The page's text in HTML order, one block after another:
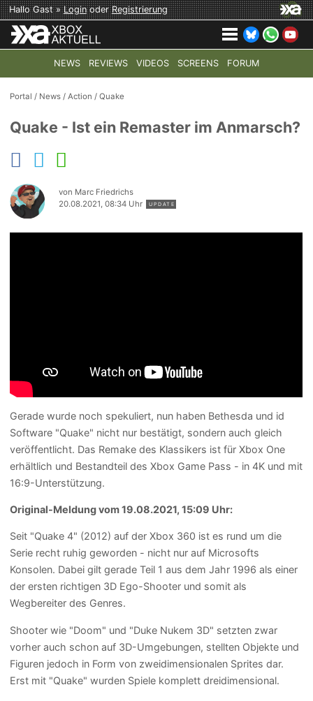
Hallo Gast »LoginoderRegistrierung
NEWS REVIEWS VIDEOS SCREENS FORUM
TOP-THEMEN: COD: MODERN WARFARE 4 HALO:
Portal / News /Action /Quake
Quake - Ist ein Remaster im Anmarsch?
von Marc Friedrichs
20.08.2021, 08:34 Uhr
UPDATE
Gerade wurde noch spekuliert, nun haben Bethesda und id
Software "Quake" nicht nur bestätigt, sondern auch gleich
veröffentlicht. Das Remake des Klassikers ist für Xbox One
erhältlich und Bestandteil des Xbox Game Pass - in 4K und mit
16:9-Unterstützung.
Original-Meldung vom 19.08.2021, 15:09 Uhr:
Seit "Quake 4" (2012) auf der Xbox 360 ist es rund um die
Serie recht ruhig geworden - nicht nur auf Microsofts
Konsolen. Dabei gilt gerade Teil 1 aus dem Jahr 1996 als einer
der ersten richtigen 3D Ego-Shooter und somit als
Wegbereiter des Genres.
Shooter wie "Doom" und "Duke Nukem 3D" setzten zwar
vorher auch schon auf 3D-Umgebungen, stellten Objekte und
Figuren jedoch in Form von zweidimensionalen Sprites dar.
Erst mit "Quake" wurden Spiele komplett dreidimensional.